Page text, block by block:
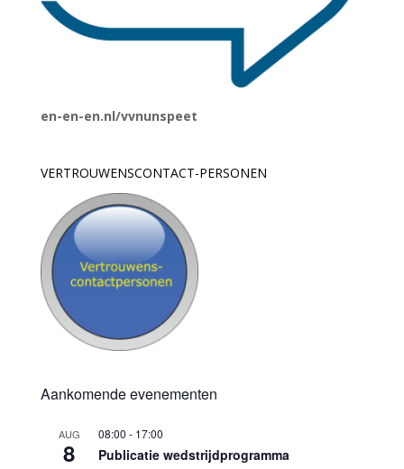
en-en-en.nl/vvnunspeet
VERTROUWENSCONTACT-PERSONEN
Aankomende evenementen
AUG
8
08:00 - 17:00
Publicatie wedstrijdprogramma